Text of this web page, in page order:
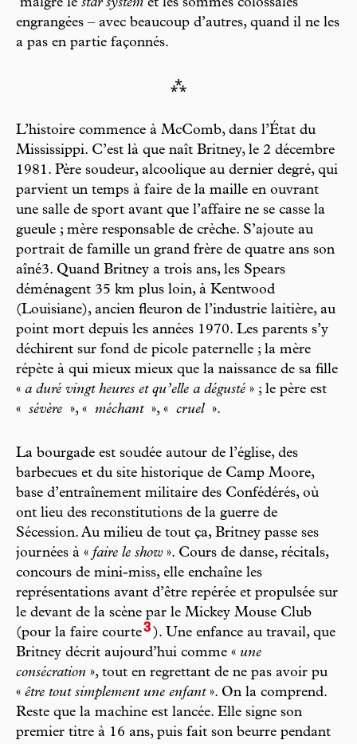
malgré le star system et les sommes colossales
engrangées – avec beaucoup d’autres, quand il ne les
a pas en partie façonnés.
⁂
L’histoire commence à McComb, dans l’État du
Mississippi. C’est là que naît Britney, le 2 décembre
1981. Père soudeur, alcoolique au dernier degré, qui
parvient un temps à faire de la maille en ouvrant
une salle de sport avant que l’affaire ne se casse la
gueule ; mère responsable de crèche. S’ajoute au
portrait de famille un grand frère de quatre ans son
aîné3. Quand Britney a trois ans, les Spears
déménagent 35 km plus loin, à Kentwood
(Louisiane), ancien fleuron de l’industrie laitière, au
point mort depuis les années 1970. Les parents s’y
déchirent sur fond de picole paternelle ; la mère
répète à qui mieux mieux que la naissance de sa fille
« a duré vingt heures et qu’elle a dégusté » ; le père est
« sévère », « méchant », « cruel ».
La bourgade est soudée autour de l’église, des
barbecues et du site historique de Camp Moore,
base d’entraînement militaire des Confédérés, où
ont lieu des reconstitutions de la guerre de
Sécession. Au milieu de tout ça, Britney passe ses
journées à « faire le show ». Cours de danse, récitals,
concours de mini-miss, elle enchaîne les
représentations avant d’être repérée et propulsée sur
le devant de la scène par le Mickey Mouse Club
(pour la faire courte3 ). Une enfance au travail, que
Britney décrit aujourd’hui comme « une
consécration », tout en regrettant de ne pas avoir pu
« être tout simplement une enfant». On la comprend.
Reste que la machine est lancée. Elle signe son
premier titre à 16 ans, puis fait son beurre pendant